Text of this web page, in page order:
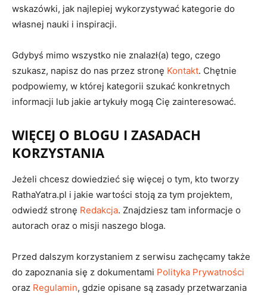
wskazówki, jak najlepiej wykorzystywać kategorie do
własnej nauki i inspiracji.
Gdybyś mimo wszystko nie znalazł(a) tego, czego
szukasz, napisz do nas przez stronę Kontakt. Chętnie
podpowiemy, w której kategorii szukać konkretnych
informacji lub jakie artykuły mogą Cię zainteresować.
WIĘCEJ O BLOGU I ZASADACH
KORZYSTANIA
Jeżeli chcesz dowiedzieć się więcej o tym, kto tworzy
RathaYatra.pl i jakie wartości stoją za tym projektem,
odwiedź stronę Redakcja. Znajdziesz tam informacje o
autorach oraz o misji naszego bloga.
Przed dalszym korzystaniem z serwisu zachęcamy także
do zapoznania się z dokumentami Polityka Prywatności
oraz Regulamin, gdzie opisane są zasady przetwarzania